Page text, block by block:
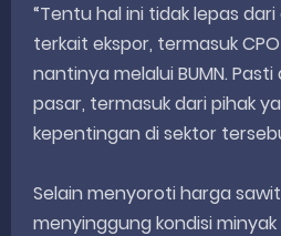
“Tentu hal ini tidak lepas
terkait ekspor, termasuk
nantinya melalui BUMN.
pasar, termasuk dari pihak
kepentingan di sektor
Selain menyoroti harga
menyinggung kondisi